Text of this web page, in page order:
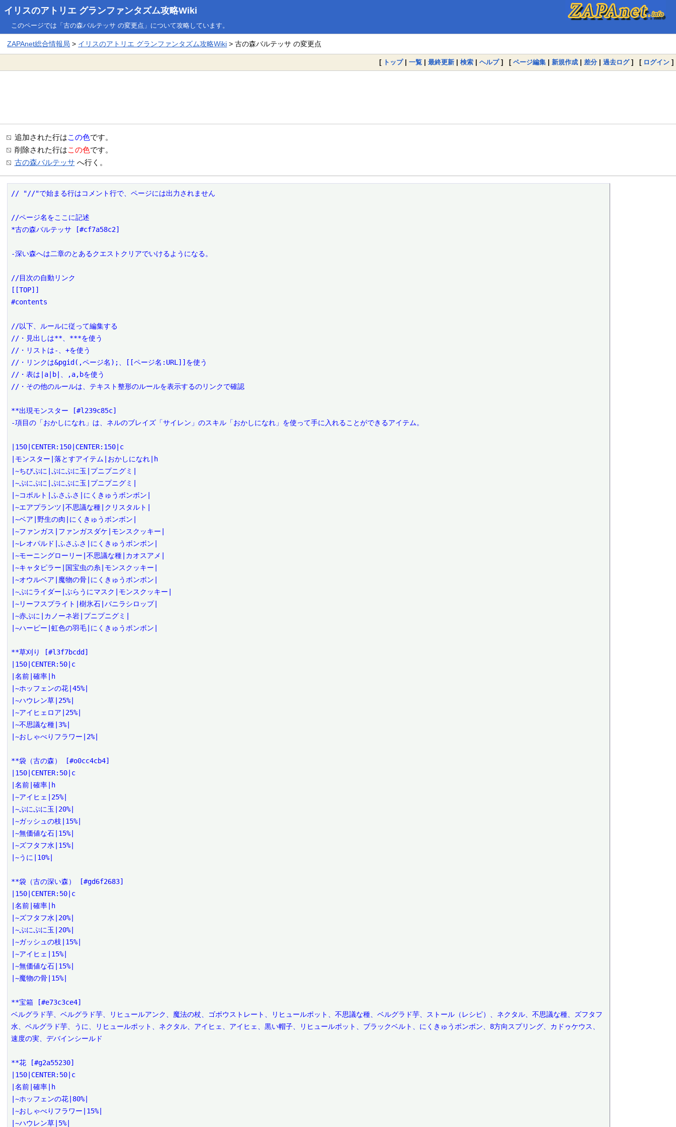
イリスのアトリエ グランファンタズム攻略Wiki
このページでは「古の森バルテッサ の変更点」について攻略しています。
ZAPAnet総合情報局 > イリスのアトリエ グランファンタズム攻略Wiki > 古の森バルテッサ の変更点
[ トップ| 一覧 | 最終更新 | 検索 | ヘルプ] [ ページ編集 | 新規作成 | 差分 | 過去ログ] [ ログイン ]
追加された行はこの色です。
削除された行はこの色です。
古の森バルテッサ へ行く。
// "//"で始まる行はコメント行で、ページには出力されません
//ページ名をここに記述
*古の森バルテッサ [#cf7a58c2]
-深い森へは二章のとあるクエストクリアでいけるようになる。
//目次の自動リンク
[[TOP]]
#contents
//以下、ルールに従って編集する
//・見出しは**、***を使う
//・リストは-、+を使う
//・リンクは&pgid(,ページ名);、[[ページ名:URL]]を使う
//・表は|a|b|、,a,bを使う
//・その他のルールは、テキスト整形のルールを表示するのリンクで確認
**出現モンスター [#l239c85c]
-項目の「おかしになれ」は、ネルのブレイズ「サイレン」のスキル「おかしになれ」を使って手に入れることができるアイテム。
|150|CENTER:150|CENTER:150|c
|モンスター|落とすアイテム|おかしになれ|h
|~ちびぷに|ぷにぷに玉|プニプニグミ|
|~ぷにぷに|ぷにぷに玉|プニプニグミ|
|~コボルト|ふさふさ|にくきゅうボンボン|
|~エアプランツ|不思議な種|クリスタルト|
|~ベア|野生の肉|にくきゅうボンボン|
|~ファンガス|ファンガスダケ|モンスクッキー|
|~レオパルド|ふさふさ|にくきゅうボンボン|
|~モーニングローリー|不思議な種|カオスアメ|
|~キャタピラー|国宝虫の糸|モンスクッキー|
|~オウルベア|魔物の骨|にくきゅうボンボン|
|~ぷにライダー|ぶらうにマスク|モンスクッキー|
|~リーフスプライト|樹氷石|バニラシロップ|
|~赤ぷに|カノーネ岩|プニプニグミ|
|~ハーピー|虹色の羽毛|にくきゅうボンボン|
**草刈り [#l3f7bcdd]
|150|CENTER:50|c
|名前|確率|h
|~ホッフェンの花|45%|
|~ハウレン草|25%|
|~アイヒェロア|25%|
|~不思議な種|3%|
|~おしゃべりフラワー|2%|
**袋（古の森） [#o0cc4cb4]
|150|CENTER:50|c
|名前|確率|h
|~アイヒェ|25%|
|~ぷにぷに玉|20%|
|~ガッシュの枝|15%|
|~無価値な石|15%|
|~ズフタフ水|15%|
|~うに|10%|
**袋（古の深い森） [#gd6f2683]
|150|CENTER:50|c
|名前|確率|h
|~ズフタフ水|20%|
|~ぷにぷに玉|20%|
|~ガッシュの枝|15%|
|~アイヒェ|15%|
|~無価値な石|15%|
|~魔物の骨|15%|
**宝箱 [#e73c3ce4]
ベルグラド芋、ベルグラド芋、リヒュールアンク、魔法の杖、ゴボウストレート、リヒュールポット、不思議な種、ベルグラド芋、ストール（レシピ）、ネクタル、不思議な種、ズフタフ
水、ベルグラド芋、うに、リヒュールポット、ネクタル、アイヒェ、アイヒェ、黒い帽子、リヒュールポット、ブラックベルト、にくきゅうボンボン、8方向スプリング、カドゥケウス、
速度の実、デバインシールド
**花 [#g2a55230]
|150|CENTER:50|c
|名前|確率|h
|~ホッフェンの花|80%|
|~おしゃべりフラワー|15%|
|~ハウレン草|5%|